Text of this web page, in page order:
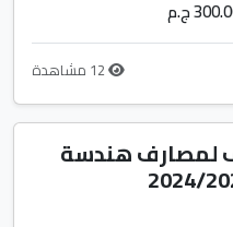
ج.م
لمصارف هندسة